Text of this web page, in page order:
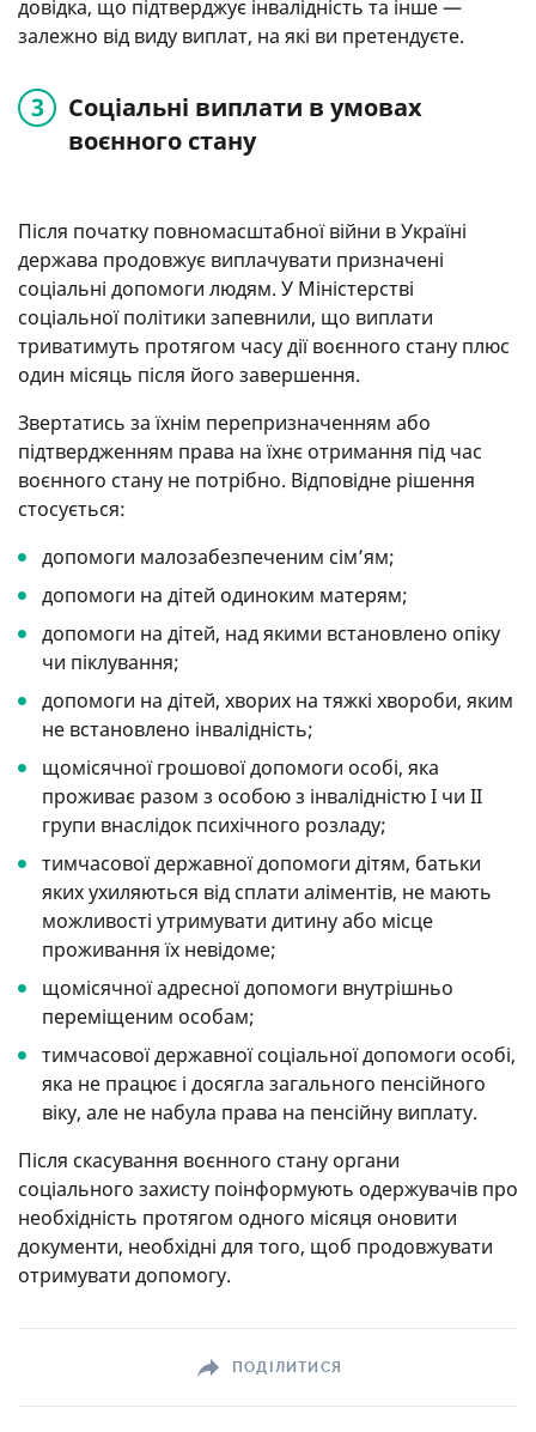
довідка, що підтверджує інвалідність та інше —
залежно від виду виплат, на які ви претендуєте.
Соціальні виплати в умовах
воєнного стану
Після початку повномасштабної війни в Україні
держава продовжує виплачувати призначені
соціальні допомоги людям. У Міністерстві
соціальної політики запевнили, що виплати
триватимуть протягом часу дії воєнного стану плюс
один місяць після його завершення.
Звертатись за їхнім перепризначенням або
підтвердженням права на їхнє отримання під час
воєнного стану не потрібно. Відповідне рішення
стосується:
допомоги малозабезпеченим сім’ям;
допомоги на дітей одиноким матерям;
допомоги на дітей, над якими встановлено опіку
чи піклування;
допомоги на дітей, хворих на тяжкі хвороби, яким
не встановлено інвалідність;
щомісячної грошової допомоги особі, яка
проживає разом з особою з інвалідністю I чи II
групи внаслідок психічного розладу;
тимчасової державної допомоги дітям, батьки
яких ухиляються від сплати аліментів, не мають
можливості утримувати дитину або місце
проживання їх невідоме;
щомісячної адресної допомоги внутрішньо
переміщеним особам;
тимчасової державної соціальної допомоги особі,
яка не працює і досягла загального пенсійного
віку, але не набула права на пенсійну виплату.
Після скасування воєнного стану органи
соціального захисту поінформують одержувачів про
необхідність протягом одного місяця оновити
документи, необхідні для того, щоб продовжувати
отримувати допомогу.
ПОДІЛИТИСЯ